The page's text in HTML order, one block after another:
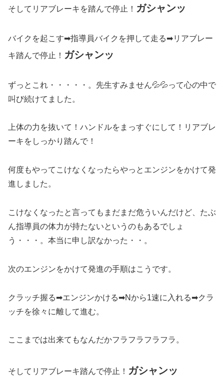
そしてリアブレーキを踏んで停止！ ガシャンッ
バイクを起こす➡指導員バイクを押して走る➡リアブレー
キ踏んで停止！ ガシャンッ
ずっとこれ・・・・・。先生すみません💦💦って心の中で
叫び続けてました。
上体の力を抜いて！ハンドルをまっすぐにして！リアブレ
ーキをしっかり踏んで！
何度もやってこけなくなったらやっとエンジンをかけて発
進しました。
こけなくなったと言ってもまだまだ危ういんだけど、たぶ
ん指導員の体力が持たないというのもあるでしょ
う・・・。本当に申し訳なかった・・。
次のエンジンをかけて発進の手順はこうです。
クラッチ握る➡エンジンかける➡Nから1速に入れる➡クラ
ッチを徐々に離して進む。
ここまでは出来てもなんだかフラフラフラフラ。
そしてリアブレーキ踏んで停止！ ガシャンッ